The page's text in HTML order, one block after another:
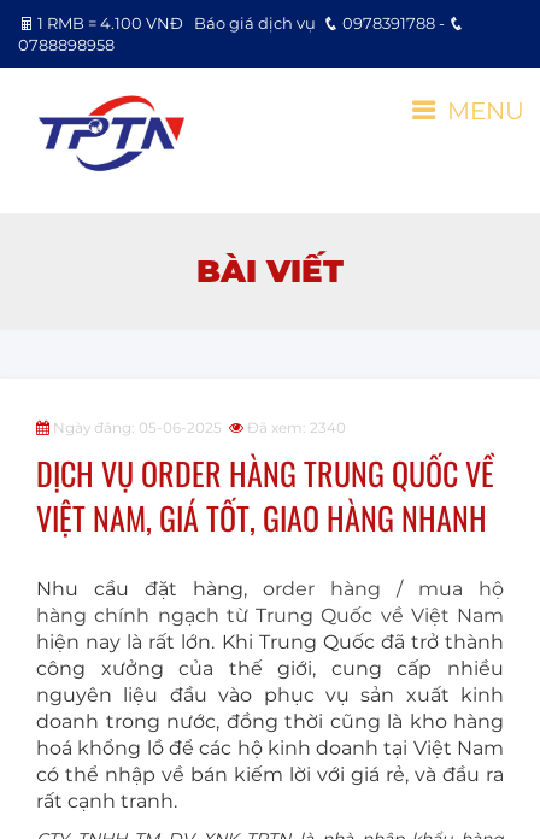
1 RMB = 4.100 VNĐ Báo giá dịch vụ
0978391788 -
0788898958
BÀI VIẾT
Ngày đăng: 05-06-2025 Đã xem: 2340
DỊCH VỤ ORDER HÀNG TRUNG QUỐC VỀ
VIỆT NAM, GIÁ TỐT, GIAO HÀNG NHANH
Nhu cầu đặt hàng, order hàng / mua hộ
hàng chính ngạch từ Trung Quốc về Việt Nam
hiện nay là rất lớn. Khi Trung Quốc đã trở thành
công xưởng của thế giới, cung cấp nhiều
nguyên liệu đầu vào phục vụ sản xuất kinh
doanh trong nước, đồng thời cũng là kho hàng
hoá khổng lồ để các hộ kinh doanh tại Việt Nam
có thể nhập về bán kiếm lời với giá rẻ, và đầu ra
rất cạnh tranh.
MENU